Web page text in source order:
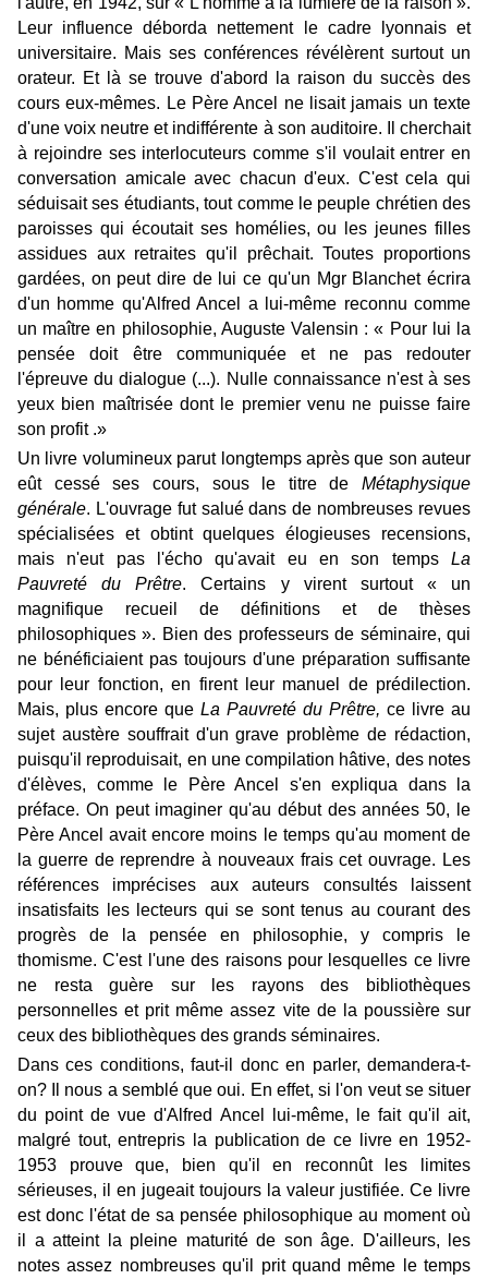
Leur influence déborda nettement le cadre lyonnais et
universitaire. Mais ses conférences révélèrent surtout un
orateur. Et là se trouve d'abord la raison du succès des
cours eux-mêmes. Le Père Ancel ne lisait jamais un texte
d'une voix neutre et indifférente à son auditoire. Il cherchait
à rejoindre ses interlocuteurs comme s'il voulait entrer en
conversation amicale avec chacun d'eux. C'est cela qui
séduisait ses étudiants, tout comme le peuple chrétien des
paroisses qui écoutait ses homélies, ou les jeunes filles
assidues aux retraites qu'il prêchait. Toutes proportions
gardées, on peut dire de lui ce qu'un Mgr Blanchet écrira
d'un homme qu'Alfred Ancel a lui-même reconnu comme
un maître en philosophie, Auguste Valensin : « Pour lui la
pensée doit être communiquée et ne pas redouter
l'épreuve du dialogue (...). Nulle connaissance n'est à ses
yeux bien maîtrisée dont le premier venu ne puisse faire
son profit .»
Un livre volumineux parut longtemps après que son auteur
eût cessé ses cours, sous le titre de Métaphysique
générale. L'ouvrage fut salué dans de nombreuses revues
spécialisées et obtint quelques élogieuses recensions,
mais n'eut pas l'écho qu'avait eu en son temps La
Pauvreté du Prêtre. Certains y virent surtout « un
magnifique recueil de définitions et de thèses
philosophiques ». Bien des professeurs de séminaire, qui
ne bénéficiaient pas toujours d'une préparation suffisante
pour leur fonction, en firent leur manuel de prédilection.
Mais, plus encore que La Pauvreté du Prêtre, ce livre au
sujet austère souffrait d'un grave problème de rédaction,
puisqu'il reproduisait, en une compilation hâtive, des notes
d'élèves, comme le Père Ancel s'en expliqua dans la
préface. On peut imaginer qu'au début des années 50, le
Père Ancel avait encore moins le temps qu'au moment de
la guerre de reprendre à nouveaux frais cet ouvrage. Les
références imprécises aux auteurs consultés laissent
insatisfaits les lecteurs qui se sont tenus au courant des
progrès de la pensée en philosophie, y compris le
thomisme. C'est l'une des raisons pour lesquelles ce livre
ne resta guère sur les rayons des bibliothèques
personnelles et prit même assez vite de la poussière sur
ceux des bibliothèques des grands séminaires.
Dans ces conditions, faut-il donc en parler, demandera-t-
on? Il nous a semblé que oui. En effet, si l'on veut se situer
du point de vue d'Alfred Ancel lui-même, le fait qu'il ait,
malgré tout, entrepris la publication de ce livre en 1952-
1953 prouve que, bien qu'il en reconnût les limites
sérieuses, il en jugeait toujours la valeur justifiée. Ce livre
est donc l'état de sa pensée philosophique au moment où
il a atteint la pleine maturité de son âge. D'ailleurs, les
notes assez nombreuses qu'il prit quand même le temps